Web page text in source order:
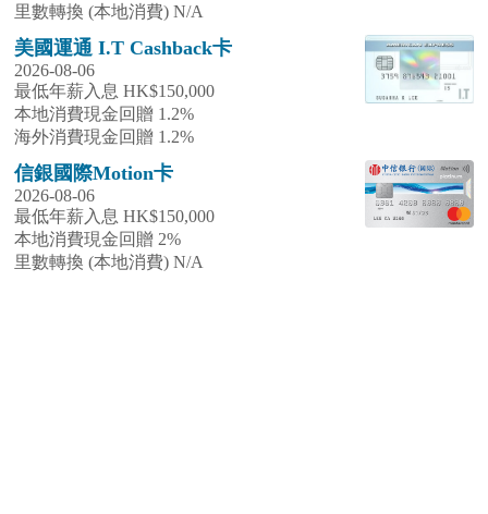
里數轉換 (本地消費) N/A
美國運通 I.T Cashback卡
2026-08-06
最低年薪入息 HK$150,000
本地消費現金回贈 1.2%
海外消費現金回贈 1.2%
信銀國際Motion卡
2026-08-06
最低年薪入息 HK$150,000
本地消費現金回贈 2%
里數轉換 (本地消費) N/A